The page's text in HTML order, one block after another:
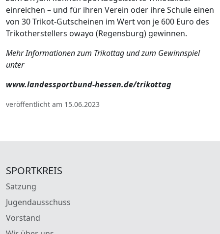
einreichen – und für ihren Verein oder ihre Schule einen
von 30 Trikot-Gutscheinen im Wert von je 600 Euro des
Trikotherstellers owayo (Regensburg) gewinnen.
Mehr Informationen zum Trikottag und zum Gewinnspiel
unter
www.landessportbund-hessen.de/trikottag
veröffentlicht am 15.06.2023
SPORTKREIS
Satzung
Jugendausschuss
Vorstand